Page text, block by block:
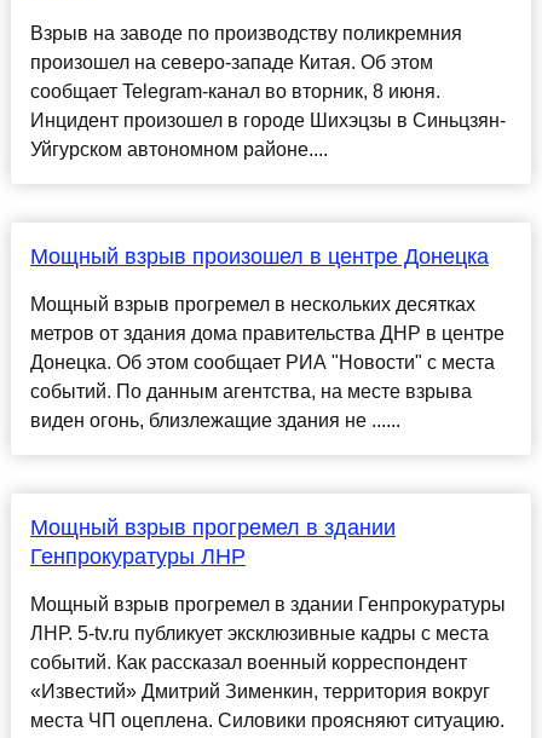
Взрыв на заводе по производству поликремния
произошел на северо-западе Китая. Об этом
сообщает Telegram-канал во вторник, 8 июня.
Инцидент произошел в городе Шихэцзы в Синьцзян-
Уйгурском автономном районе....
Мощный взрыв произошел в центре Донецка
Мощный взрыв прогремел в нескольких десятках
метров от здания дома правительства ДНР в центре
Донецка. Об этом сообщает РИА "Новости" с места
событий. По данным агентства, на месте взрыва
виден огонь, близлежащие здания не ......
Мощный взрыв прогремел в здании
Генпрокуратуры ЛНР
Мощный взрыв прогремел в здании Генпрокуратуры
ЛНР. 5-tv.ru публикует эксклюзивные кадры с места
событий. Как рассказал военный корреспондент
«Известий» Дмитрий Зименкин, территория вокруг
места ЧП оцеплена. Силовики проясняют ситуацию.